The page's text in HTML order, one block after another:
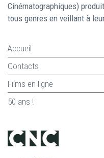
Cinématographiques)
tous genres en veillant à
Accueil
Contacts
Films en ligne
50 ans !